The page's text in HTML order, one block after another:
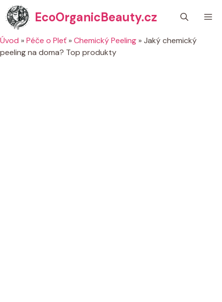
Přeskočit
na
obsah
EcoOrganicBeauty.cz
Úvod »Péče o Pleť »Chemický Peeling »Jaký chemický
peeling na doma? Top produkty